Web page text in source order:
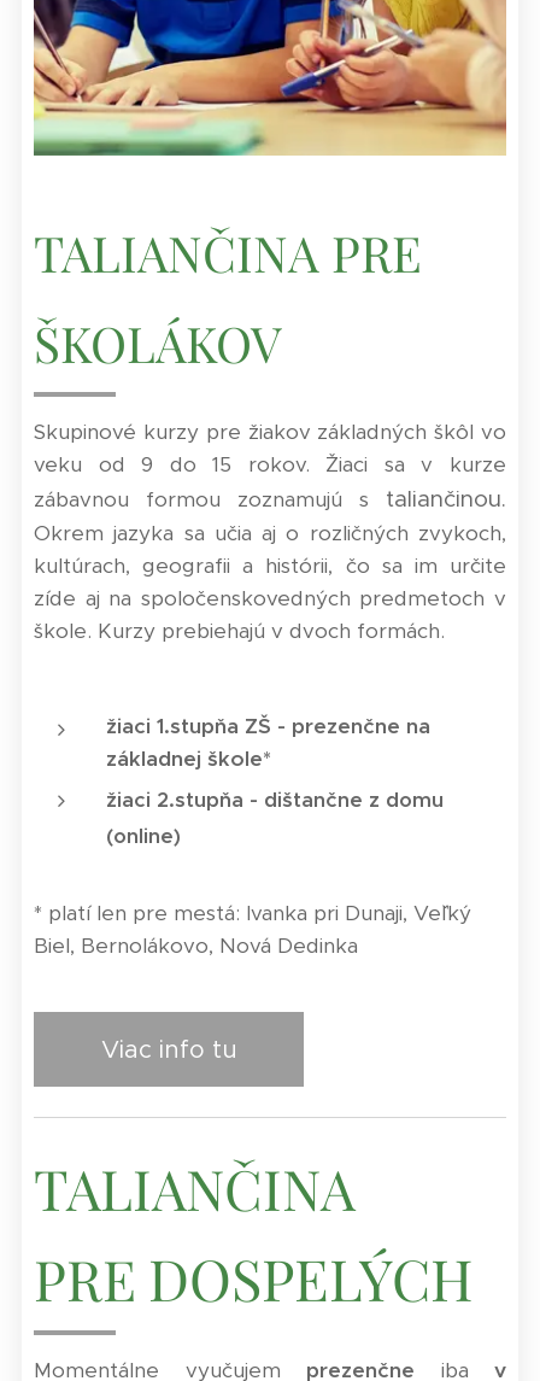
TALIANČINA PRE
ŠKOLÁKOV
Skupinové kurzy pre žiakov základných škôl vo
veku od 9 do 15 rokov. Žiaci sa v kurze
zábavnou formou zoznamujú s taliančinou.
Okrem jazyka sa učia aj o rozličných zvykoch,
kultúrach, geografii a histórii, čo sa im určite
zíde aj na spoločenskovedných predmetoch v
škole. Kurzy prebiehajú v dvoch formách.
žiaci 1.stupňa ZŠ - prezenčne na
základnej škole*
žiaci 2.stupňa - dištančne z domu
(online)
* platí len pre mestá: Ivanka pri Dunaji, Veˇľký
Biel, Bernolákovo, Nová Dedinka
Viac info tu
TALIANČINA
PRE DOSPELÝCH
Momentálne vyučujem prezenčne iba v